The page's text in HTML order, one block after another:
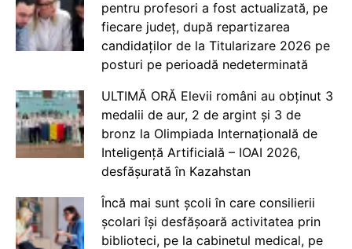
pentru profesori a fost actualizată, pe
fiecare județ, după repartizarea
candidaților de la Titularizare 2026 pe
posturi pe perioadă nedeterminată
ULTIMĂ ORĂ Elevii români au obținut 3
medalii de aur, 2 de argint și 3 de
bronz la Olimpiada Internațională de
Inteligență Artificială – IOAI 2026,
desfășurată în Kazahstan
Încă mai sunt școli în care consilierii
școlari își desfășoară activitatea prin
biblioteci, pe la cabinetul medical, pe